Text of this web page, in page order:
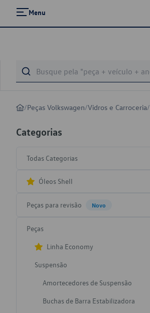
Menu
/Peças Volkswagen/Vidros e Carroceria/
Categorias
Todas Categorias
Óleos Shell
Peças para revisão Novo
Peças
Linha Economy
Suspensão
Amortecedores de Suspensão
Buchas de Barra Estabilizadora